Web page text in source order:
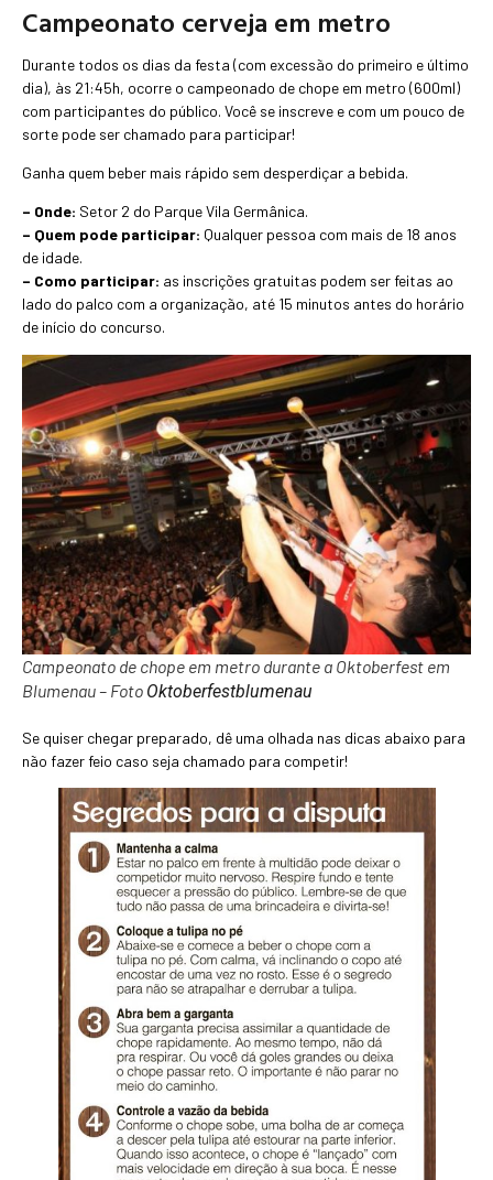
Campeonato cerveja em metro
Durante todos os dias da festa (com excessão do primeiro e último
dia), às 21:45h, ocorre o campeonado de chope em metro (600ml)
com participantes do público. Você se inscreve e com um pouco de
sorte pode ser chamado para participar!
Ganha quem beber mais rápido sem desperdiçar a bebida.
– Onde: Setor 2 do Parque Vila Germânica.
– Quem pode participar: Qualquer pessoa com mais de 18 anos
de idade.
– Como participar: as inscrições gratuitas podem ser feitas ao
lado do palco com a organização, até 15 minutos antes do horário
de início do concurso.
Campeonato de chope em metro durante a Oktoberfest em
Blumenau – Foto Oktoberfestblumenau
Se quiser chegar preparado, dê uma olhada nas dicas abaixo para
não fazer feio caso seja chamado para competir!